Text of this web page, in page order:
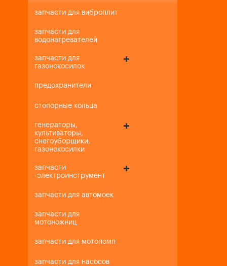
запчасти для виброплит
запчасти для
водонагревателей
запчасти для
газонокосилок
предохранители
стопорные кольца
генераторы,
культиваторы,
снегоуборщики,
газонокосилки
запчасти
-электроинструмент
запчасти для автомоек
запчасти для
мотоножниц
запчасти для мотопомп
запчасти для насосов